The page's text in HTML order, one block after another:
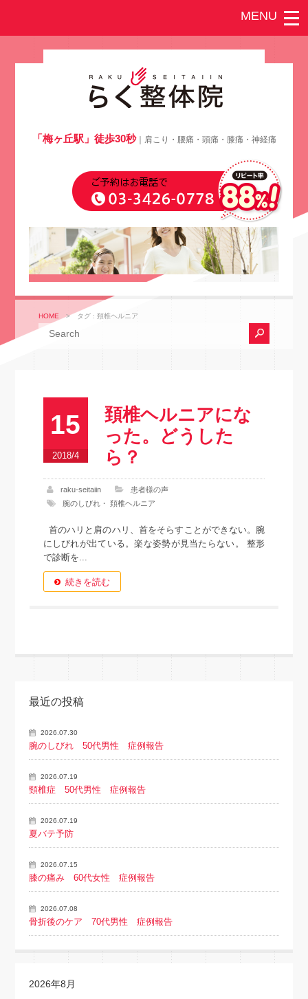
「梅ヶ丘駅」徒歩30秒｜肩こり・腰痛・頭痛・膝痛・神経痛
HOME > タグ : 頚椎ヘルニア
15
2018/4
頚椎ヘルニアにな
った。どうした
ら？
raku-seitaiin
患者様の声
腕のしびれ・ 頚椎ヘルニア
首のハリと肩のハリ、首をそらすことができない。腕
にしびれが出ている。楽な姿勢が見当たらない。 整形
で診断を...
続きを読む
最近の投稿
2026.07.30
腕のしびれ 50代男性 症例報告
2026.07.19
頸椎症 50代男性 症例報告
2026.07.19
夏バテ予防
2026.07.15
膝の痛み 60代女性 症例報告
2026.07.08
骨折後のケア 70代男性 症例報告
2026年8月